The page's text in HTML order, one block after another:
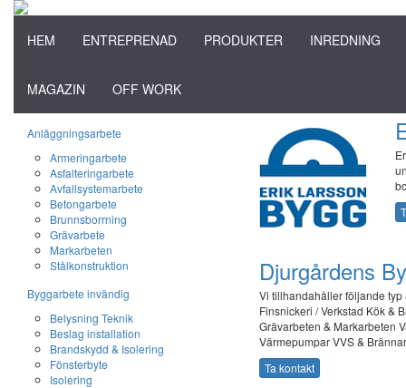
HEM ENTREPRENAD PRODUKTER INREDNING
MAGAZIN OFF WORK
Anläggningsarbete
Armeringarbete
Asfalteringarbete
Avfallsystemarbete
Betongarbete
Brunnsborrning
Grävarbete
Markarbeten
Stålkonstruktion
Byggarbete invändig
Belysning Teknik
Beslag installation
Brandskydd & Isolering
Fönsterbyte
Isolering
Djurgårdens
Vi tillhandahåller följande
Finsnickeri / Verkstad Kök &
Grävarbeten & Markarbeten
Värmepumpar VVS &
Ta kontakt